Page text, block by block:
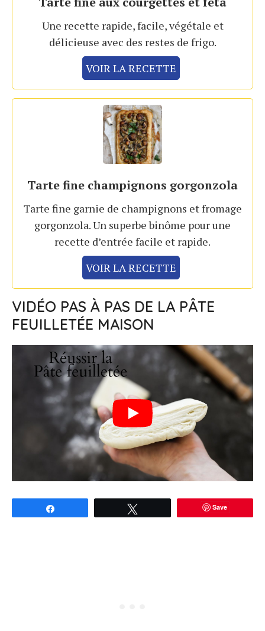
Une recette rapide, facile, végétale et
délicieuse avec des restes de frigo.
VOIR LA RECETTE
Tarte fine champignons gorgonzola
Tarte fine garnie de champignons et fromage
gorgonzola. Un superbe binôme pour une
recette d’entrée facile et rapide.
VOIR LA RECETTE
VIDÉO PAS À PAS DE LA PÂTE
FEUILLETÉE MAISON
Save